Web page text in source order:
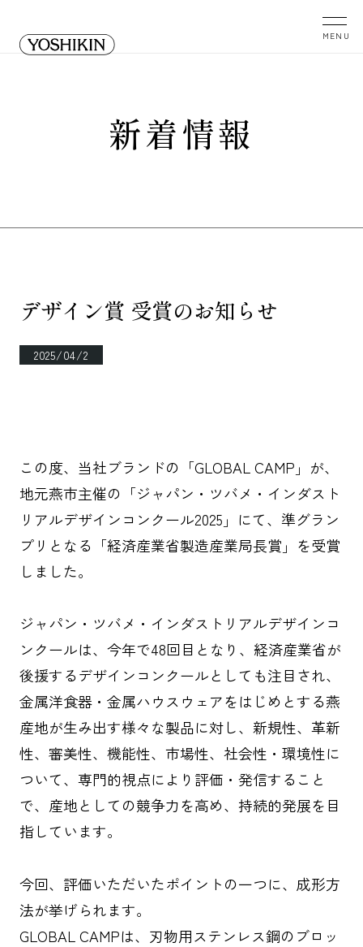
新着情報
デザイン賞 受賞のお知らせ
2025/04/2
この度、当社ブランドの「GLOBAL CAMP」が、
地元燕市主催の「ジャパン・ツバメ・インダスト
リアルデザインコンクール2025」にて、準グラン
プリとなる「経済産業省製造産業局長賞」を受賞
しました。
ジャパン・ツバメ・インダストリアルデザインコ
ンクールは、今年で48回目となり、経済産業省が
後援するデザインコンクールとしても注目され、
金属洋食器・金属ハウスウェアをはじめとする燕
産地が生み出す様々な製品に対し、新規性、革新
性、審美性、機能性、市場性、社会性・環境性に
ついて、専門的視点により評価・発信すること
で、産地としての競争力を高め、持続的発展を目
指しています。
今回、評価いただいたポイントの一つに、成形方
法が挙げられます。
GLOBAL CAMPは、刃物用ステンレス鋼のブロッ